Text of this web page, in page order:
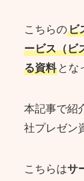
こちらのビ
ービス（ビ
る資料 とな
本記事で紹
社プレゼン
こちらはサ